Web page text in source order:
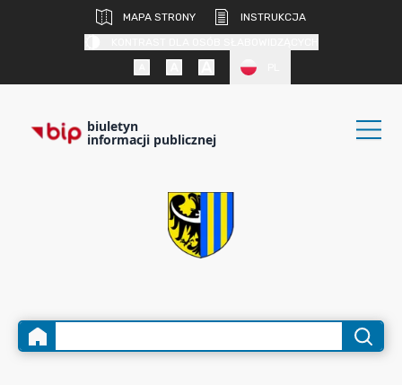
MAPA STRONY
INSTRUKCJA
biuletyn
informacji publicznej